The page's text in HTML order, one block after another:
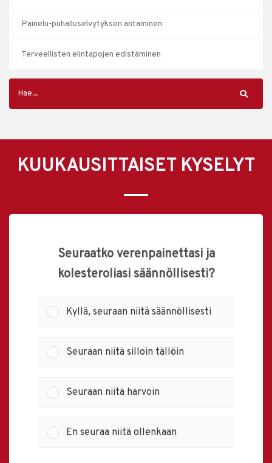
Painelu-puhalluselvytyksen antaminen
Terveellisten elintapojen edistäminen
KUUKAUSITTAISET KYSELYT
Seuraatko verenpainettasi ja
kolesteroliasi säännöllisesti?
Kyllä, seuraan niitä säännöllisesti
Seuraan niitä silloin tällöin
Seuraan niitä harvoin
En seuraa niitä ollenkaan